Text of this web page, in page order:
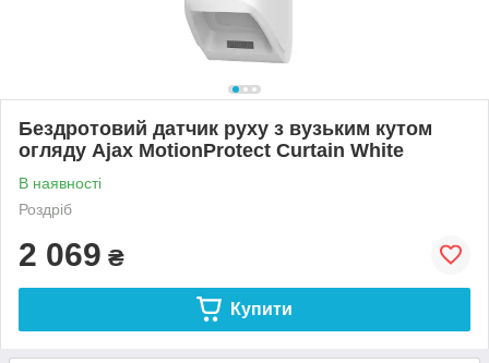
Бездротовий датчик руху з вузьким кутом
огляду Ajax MotionProtect Curtain White
В наявності
Роздріб
2 069 ₴
Купити